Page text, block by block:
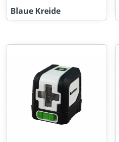
Blaue Kreide